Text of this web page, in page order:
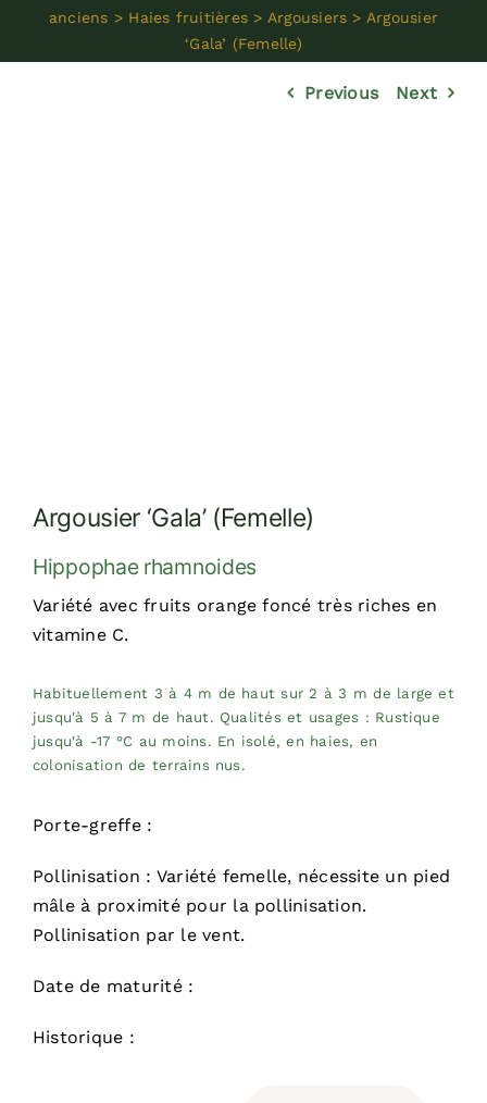
Réalisations
anciens > Haies fruitières > Argousiers > Argousier
‘Gala’ (Femelle)
Previous Next
Argousier ‘Gala’ (Femelle)
Hippophae rhamnoides
Variété avec fruits orange foncé très riches en
vitamine C.
Habituellement 3 à 4 m de haut sur 2 à 3 m de large et
jusqu'à 5 à 7 m de haut. Qualités et usages : Rustique
jusqu'à -17 °C au moins. En isolé, en haies, en
colonisation de terrains nus.
Porte-greffe :
Pollinisation : Variété femelle, nécessite un pied
mâle à proximité pour la pollinisation.
Pollinisation par le vent.
Date de maturité :
Historique :